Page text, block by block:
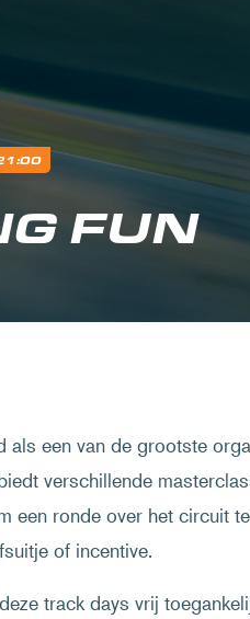
FUN
als een van de grootste
verschillende
een ronde over het circuit
of incentive.
track days vrij